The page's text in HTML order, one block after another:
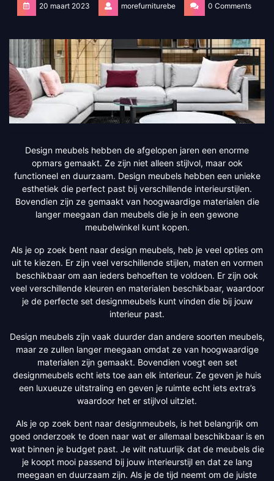
20 maart 2023 morefurniturebe 0 Comments
Design meubels hebben de afgelopen jaren een enorme
opmars gemaakt. Ze zijn niet alleen stijlvol, maar ook
functioneel en duurzaam. Design meubels hebben een unieke
esthetiek die perfect past bij verschillende interieurstijlen.
Bovendien zijn ze gemaakt van hoogwaardige materialen die
langer meegaan dan meubels die je in een gewone
meubelwinkel kunt kopen.
Als je op zoek bent naar design meubels, heb je veel opties om
uit te kiezen. Er zijn veel verschillende stijlen, maten en vormen
beschikbaar om aan ieders behoeften te voldoen. Er zijn ook
veel verschillende kleuren en materialen beschikbaar, waardoor
je de perfecte set designmeubels kunt vinden die bij jouw
interieur past.
Design meubels zijn vaak duurder dan andere soorten meubels,
maar ze zullen langer meegaan omdat ze van hoogwaardige
materialen zijn gemaakt. Bovendien voegt een set
designmeubels echt iets toe aan elk interieur. Ze geven je huis
een luxueuze uitstraling en geven je ruimte echt iets extra’s
waardoor het er stijlvol uitziet.
Als je op zoek bent naar designmeubels, is het belangrijk om
goed onderzoek te doen naar wat er allemaal beschikbaar is en
wat binnen je budget past. Je wilt natuurlijk dat de meubels die
je koopt mooi passend bij jouw interieurstijl en dat ze lang
meegaan en duurzaam zijn. Als je de tijd neemt om de juiste